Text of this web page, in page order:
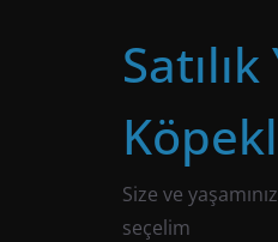
Size ve
seçelim